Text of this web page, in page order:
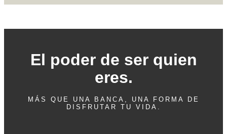
El poder de ser quien
eres.
MÁS QUE UNA BANCA, UNA FORMA DE
DISFRUTAR TU VIDA.